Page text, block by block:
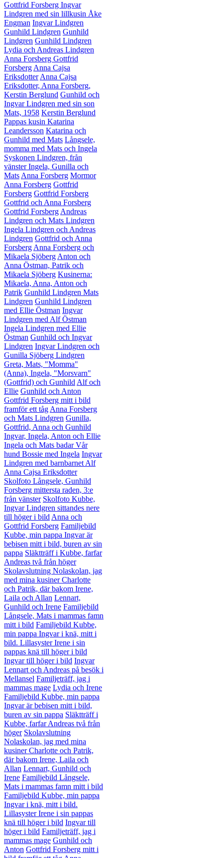
Gottfrid Forsberg Ingvar
Lindgren med sin lillkusin Åke
Engman Ingvar Lindgren
Gunhild Lindgren Gunhild
Lindgren Gunhild Lindgren
Lydia och Andreas Lindgren
Anna Forsberg Gottfrid
Forsberg Anna Cajsa
Eriksdotter Anna Cajsa
Eriksdotter, Anna Forsberg,
Kerstin Berglund Gunhild och
Ingvar Lindgren med sin son
Mats, 1958 Kerstin Berglund
Pappas kusin Katarina
Leandersson Katarina och
Gunhild med Mats Långsele,
momma med Mats och Ingela
Syskonen Lindgren, från
vänster Ingela, Gunilla och
Mats Anna Forsberg Mormor
Anna Forsberg Gottfrid
Forsberg Gottfrid Forsberg
Gottfrid och Anna Forsberg
Gottfrid Forsberg Andreas
Lindgren och Mats Lindgren
Ingela Lindgren och Andreas
Lindgren Gottfrid och Anna
Forsberg Anna Forsberg och
Mikaela Sjöberg Anton och
Anna Östman, Patrik och
Mikaela Sjöberg Kusinerna:
Mikaela, Anna, Anton och
Patrik Gunhild Lindgren Mats
Lindgren Gunhild Lindgren
med Ellie Östman Ingvar
Lindgren med Alf Östman
Ingela Lindgren med Ellie
Östman Gunhild och Ingvar
Lindgren Ingvar Lindgren och
Gunilla Sjöberg Lindgren
Greta, Mats, "Momma"
(Anna), Ingela, "Morsvarn"
(Gottfrid) och Gunhild Alf och
Ellie Gunhild och Anton
Gottfrid Forsberg mitt i bild
framför ett tåg Anna Forsberg
och Mats Lindgren Gunilla,
Gottfrid, Anna och Gunhild
Ingvar, Ingela, Anton och Ellie
Ingela och Mats badarVår
hund Bossie med Ingela Ingvar
Lindgren med barnbarnet Alf
Anna Cajsa Eriksdotter
Skolfoto Långsele, Gunhild
Forsberg mittersta raden, 3:e
från vänster Skolfoto Kubbe,
Ingvar Lindgren sittandes nere
till höger i bild Anna och
Gottfrid Forsberg Familjebild
Kubbe, min pappa Ingvar är
bebisen mitt i bild, buren av sin
pappa Släktträff i Kubbe, farfar
Andreas två från höger
Skolavslutning Nolaskolan, jag
med mina kusiner Charlotte
och Patrik, där bakom Irene,
Laila och Allan Lennart,
Gunhild och Irene Familjebild
Långsele, Mats i mammas famn
mitt i bild Familjebild Kubbe,
min pappa Ingvar i knä, mitt i
bild. Lillasyster Irene i sin
pappas knä till höger i bild
Ingvar till höger i bild Ingvar
Lennart och Andreas på besök i
Mellansel Familjeträff, jag i
mammas mage Lydia och Irene
Familjebild Kubbe, min pappa
Ingvar är bebisen mitt i bild,
buren av sin pappa Släktträff i
Kubbe, farfar Andreas två från
höger Skolavslutning
Nolaskolan, jag med mina
kusiner Charlotte och Patrik,
där bakom Irene, Laila och
Allan Lennart, Gunhild och
Irene Familjebild Långsele,
Mats i mammas famn mitt i bild
Familjebild Kubbe, min pappa
Ingvar i knä, mitt i bild.
Lillasyster Irene i sin pappas
knä till höger i bild Ingvar till
höger i bild Familjeträff, jag i
mammas mage Gunhild och
Anton Gottfrid Forsberg mitt i